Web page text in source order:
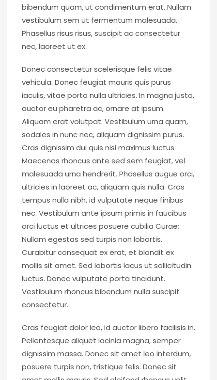
bibendum quam, ut condimentum erat. Nullam
vestibulum sem ut fermentum malesuada.
Phasellus risus risus, suscipit ac consectetur
nec, laoreet ut ex.
Donec consectetur scelerisque felis vitae
vehicula. Donec feugiat mauris quis purus
iaculis, vitae porta nulla ultricies. In magna justo,
auctor eu pharetra ac, ornare at ipsum.
Aliquam erat volutpat. Vestibulum urna quam,
sodales in nunc nec, aliquam dignissim purus.
Cras dignissim dui quis nisi maximus luctus.
Maecenas rhoncus ante sed sem feugiat, vel
malesuada urna hendrerit. Phasellus augue orci,
ultricies in laoreet ac, aliquam quis nulla. Cras
tempus nulla nibh, id vulputate neque finibus
nec. Vestibulum ante ipsum primis in faucibus
orci luctus et ultrices posuere cubilia Curae;
Nullam egestas sed turpis non lobortis.
Curabitur consequat ex erat, et blandit ex
mollis sit amet. Sed lobortis lacus ut sollicitudin
luctus. Donec vulputate porta tincidunt.
Vestibulum rhoncus bibendum nulla suscipit
consectetur.
Cras feugiat dolor leo, id auctor libero facilisis in.
Pellentesque aliquet lacinia magna, semper
dignissim massa. Donec sit amet leo interdum,
posuere turpis non, tristique felis. Donec sit